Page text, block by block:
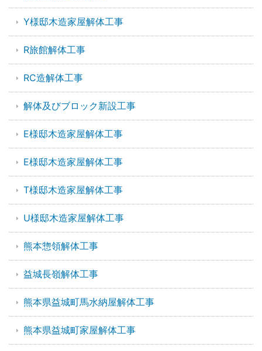
Y様邸木造家屋解体工事
R旅館解体工事
RC造解体工事
解体及びブロック新設工事
E様邸木造家屋解体工事
E様邸木造家屋解体工事
T様邸木造家屋解体工事
U様邸木造家屋解体工事
熊本惣領解体工事
益城長嶺解体工事
熊本県益城町馬水納屋解体工事
熊本県益城町家屋解体工事